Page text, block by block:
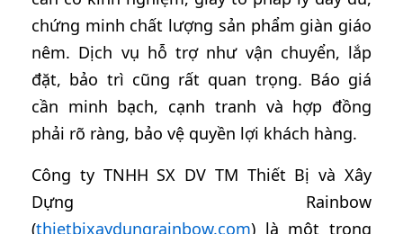
chứng minh chất lượng sản phẩm giàn giáo
nêm. Dịch vụ hỗ trợ như vận chuyển, lắp
đặt, bảo trì cũng rất quan trọng. Báo giá
cần minh bạch, cạnh tranh và hợp đồng
phải rõ ràng, bảo vệ quyền lợi khách hàng.
Công ty TNHH SX DV TM Thiết Bị và Xây
Dựng Rainbow
(thietbixaydungrainbow.com) là một trong